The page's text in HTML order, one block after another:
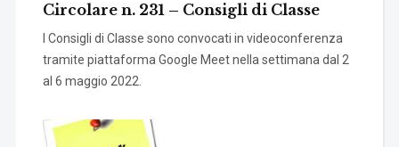
Circolare n. 231 – Consigli di Classe
I Consigli di Classe sono convocati in videoconferenza
tramite piattaforma Google Meet nella settimana dal 2
al 6 maggio 2022.